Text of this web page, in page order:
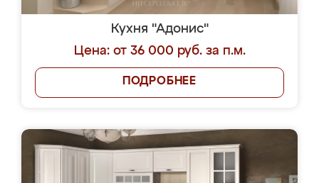
Кухня "Адонис"
Цена: от 36 000 руб. за п.м.
ПОДРОБНЕЕ